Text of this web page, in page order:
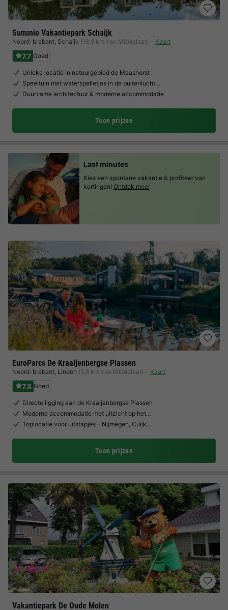
Summio Vakantiepark Schaijk
Noord-brabant, Schaijk (18,9 km van Middelaar) Kaart
7.7 Goed
Unieke locatie in natuurgebied de Maashorst
Speeltuin met waterspelletjes in de buitenlucht…
Duurzame architectuur & moderne accommodatie
Toon prijzen
EuroParcs De Kraaijenbergse Plassen
Noord-brabant, Linden (5,6 km van Middelaar) Kaart
7.8 Goed
Directe ligging aan de Kraaijenbergse Plassen
Moderne accommodatie met uitzicht op het…
Toplocatie voor uitstapjes - Nijmegen, Cuijk…
Toon prijzen
Vakantiepark De Oude Molen
Last minutes
Kies een spontane vakantie & profiteer van
kortingen! Ontdek meer